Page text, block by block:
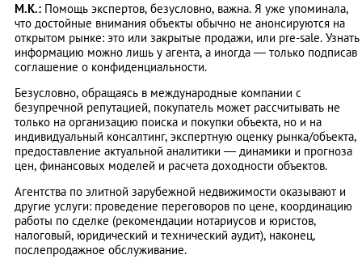
М.К.: Помощь экспертов, безусловно, важна. Я уже упоминала,
что достойные внимания объекты обычно не анонсируются на
открытом рынке: это или закрытые продажи, или pre-sale. Узнать
информацию можно лишь у агента, а иногда — только подписав
соглашение о конфиденциальности.
Безусловно, обращаясь в международные компании с
безупречной репутацией, покупатель может рассчитывать не
только на организацию поиска и покупки объекта, но и на
индивидуальный консалтинг, экспертную оценку рынка/объекта,
предоставление актуальной аналитики — динамики и прогноза
цен, финансовых моделей и расчета доходности объектов.
Агентства по элитной зарубежной недвижимости оказывают и
другие услуги: проведение переговоров по цене, координацию
работы по сделке (рекомендации нотариусов и юристов,
налоговый, юридический и технический аудит), наконец,
послепродажное обслуживание.